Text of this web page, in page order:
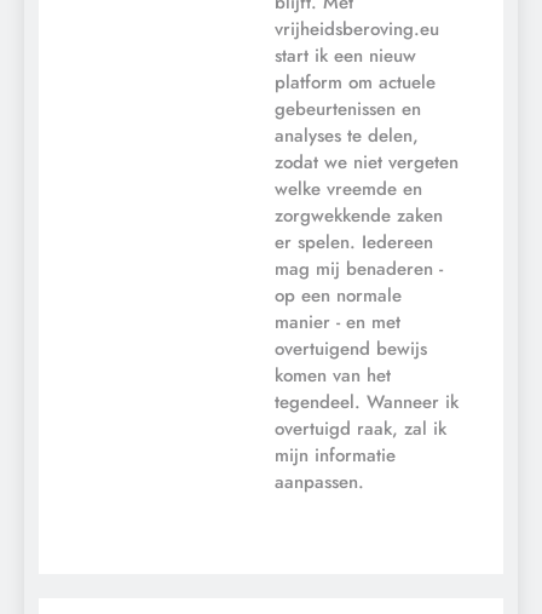
vrijheidsberoving.eu
start ik een nieuw
platform om actuele
gebeurtenissen en
analyses te delen,
zodat we niet vergeten
welke vreemde en
zorgwekkende zaken
er spelen. Iedereen
mag mij benaderen -
op een normale
manier - en met
overtuigend bewijs
komen van het
tegendeel. Wanneer ik
overtuigd raak, zal ik
mijn informatie
aanpassen.